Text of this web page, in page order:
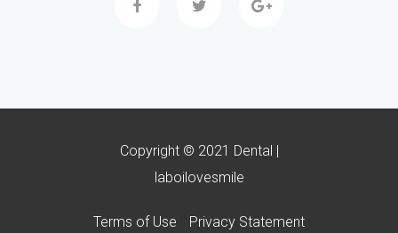
Copyright © 2021 Dental |
laboilovesmile
Terms of Use Privacy Statement